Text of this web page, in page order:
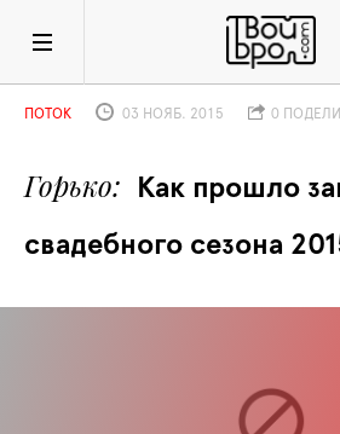
Горько
Как прошло
свадебного сезона
ПОТОК 03 НОЯБ. 2015 0